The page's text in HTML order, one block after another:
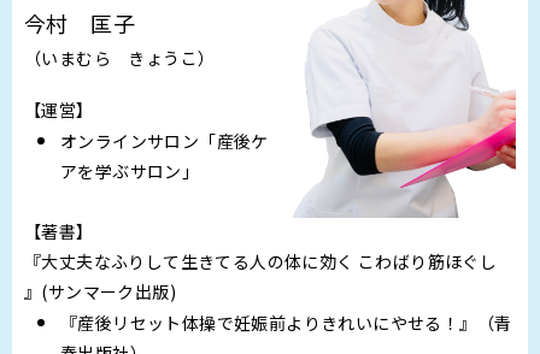
今村 匡子
（いまむら きょうこ）
【運営】
オンラインサロン「産後ケ
アを学ぶサロン」
【著書】
『大丈夫なふりして生きてる人の体に効く こわばり筋ほぐし
』(サンマーク出版)
『産後リセット体操で妊娠前よりきれいにやせる！』（青